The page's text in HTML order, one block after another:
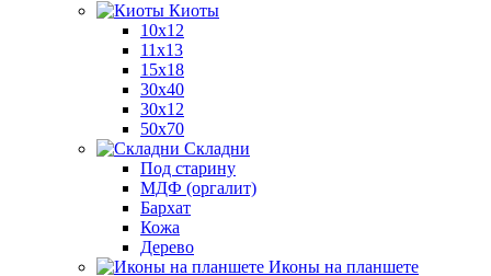
Киоты
10x12
11x13
15x18
30x40
30х12
50x70
Складни
Под старину
МДФ (оргалит)
Бархат
Кожа
Дерево
Иконы на планшете